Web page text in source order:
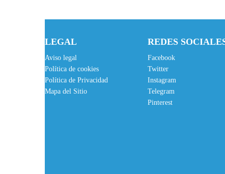
LEGAL
Aviso legal
Política de cookies
Política de Privacidad
Mapa del Sitio
REDES
Facebook
Twitter
Instagram
Telegram
Pinterest